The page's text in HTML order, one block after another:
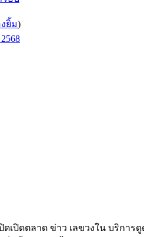
ยิ้ม)
ปิดตลาด ข่าว เลขวงใน บริกา